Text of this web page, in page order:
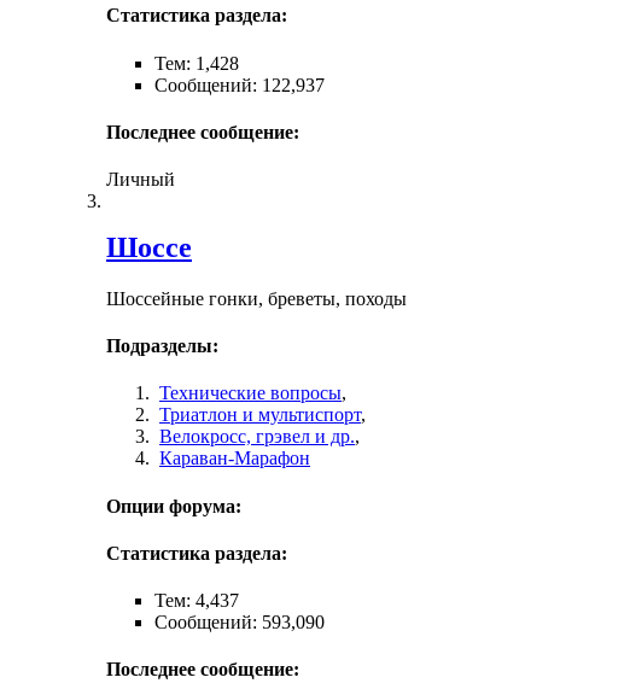
Статистика раздела:
Тем: 1,428
Сообщений: 122,937
Последнее сообщение:
Личный
Шоссе
Шоссейные гонки, бреветы, походы
Подразделы:
Технические вопросы,
Триатлон и мультиспорт,
Велокросc, грэвел и др.,
Караван-Марафон
Опции форума:
Статистика раздела:
Тем: 4,437
Сообщений: 593,090
Последнее сообщение: